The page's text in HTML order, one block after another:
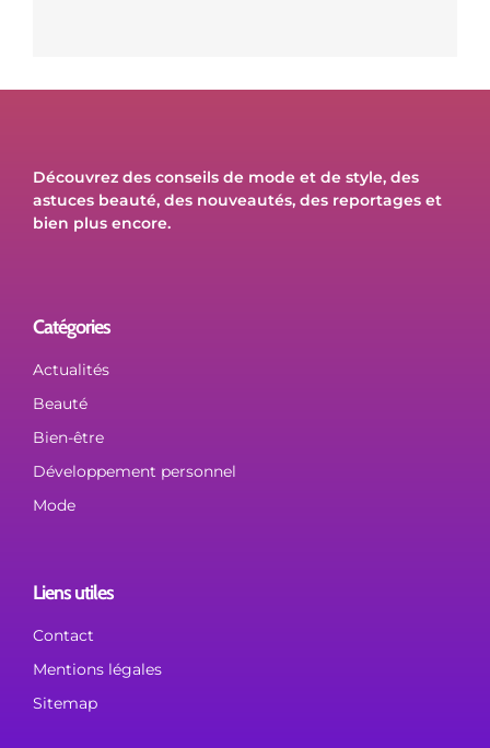
Découvrez des conseils de mode et de style, des
astuces beauté, des nouveautés, des reportages et
bien plus encore.
Catégories
Actualités
Beauté
Bien-être
Développement personnel
Mode
Liens utiles
Contact
Mentions légales
Sitemap